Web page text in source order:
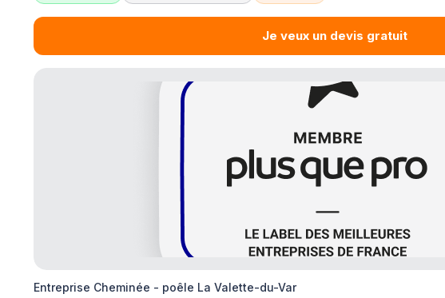
Je veux un devis gratuit
Entreprise Cheminée - poêle La Valette-du-Var